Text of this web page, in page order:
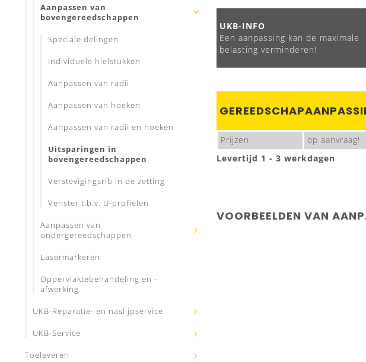
Aanpassen van
bovengereedschappen
Speciale delingen
Individuele hielstukken
Aanpassen van radii
Aanpassen van hoeken
Aanpassen van radii en hoeken
Uitsparingen in
bovengereedschappen
Verstevigingsrib in de zetting
Venster t.b.v. U-profielen
Aanpassen van
ondergereedschappen
Lasermarkeren
Oppervlaktebehandeling en -
afwerking
UKB-Reparatie- en naslijpservice
UKB-Service
Toeleveren
UKB-INFO
Een aanpassing kan de maximale
belasting verminderen!
Prijzen
op aanvraag!
Levertijd 1 - 3 werkdagen
VOORBEELDEN VAN